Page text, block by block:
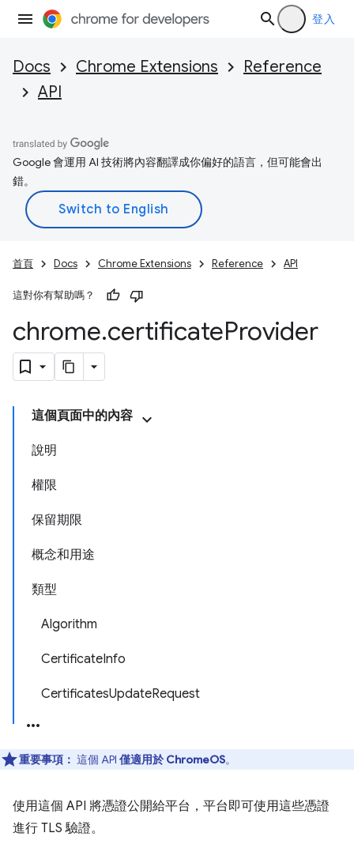
登入
Docs Chrome Extensions
Reference
API
Google 會運用 AI 技術將內容翻譯成你偏好的語言，但可能會出
錯。
首頁 Docs Chrome Extensions Reference API
這對你有幫助嗎？
chrome.certificateProvider
這個頁面中的內容
說明
權限
保留期限
概念和用途
類型
Algorithm
CertificateInfo
CertificatesUpdateRequest
重要事項： 這個 API 僅適用於 ChromeOS。
使用這個 API 將憑證公開給平台，平台即可使用這些憑證
進行 TLS 驗證。